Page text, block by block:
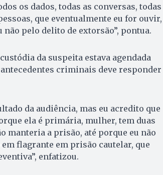
os dados, todas as conversas, todas
que eventualmente eu for ouvir,
pelo delito de extorsão”, pontua.
da suspeita estava agendada
criminais deve responder
da audiência, mas eu acredito que
ela é primária, mulher, tem duas
manteria a prisão, até porque eu não
flagrante em prisão cautelar, que
enfatizou.